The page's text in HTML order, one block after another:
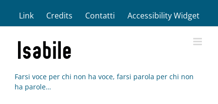
contenuto
Link Credits Contatti Accessibility Widget
Farsi voce per chi non ha voce, farsi parola per chi non
ha parole…